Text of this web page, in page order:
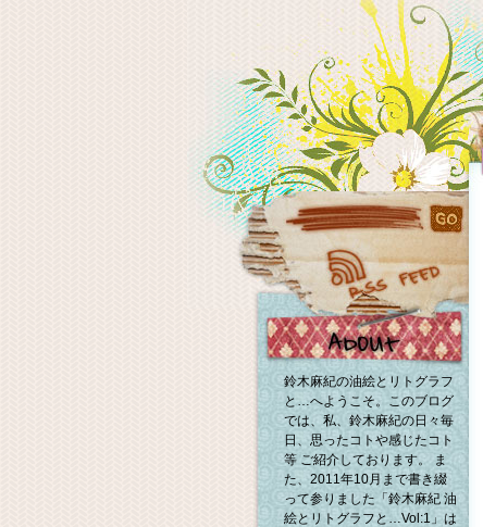
鈴木麻紀の油絵とリトグラフ
と…へようこそ。このブログ
では、私、鈴木麻紀の日々毎
日、思ったコトや感じたコト
等 ご紹介しております。 ま
た、2011年10月まで書き綴
って参りました「鈴木麻紀 油
絵とリトグラフと…Vol:1」は